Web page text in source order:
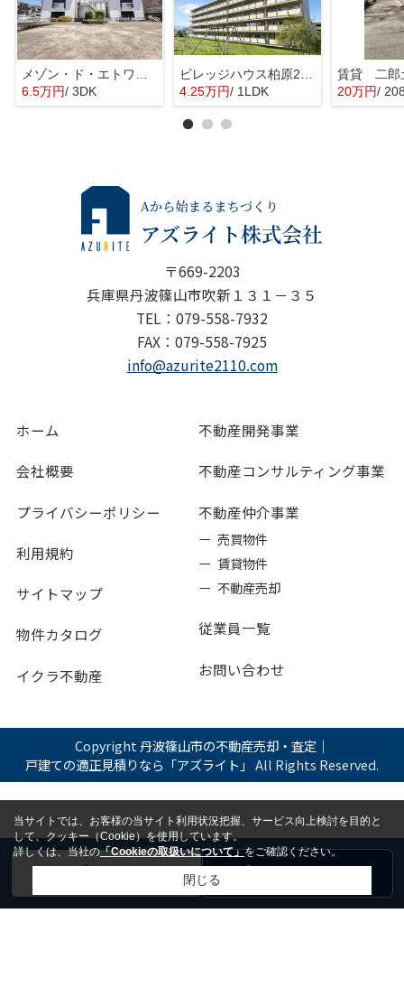
6.5万円/ 3DK
4.25万円/ 1LDK
賃貸 二郎
20万円/
〒669-2203
兵庫県丹波篠山市吹新１３１－３５
TEL：079-558-7932
FAX：079-558-7925
info@azurite2110.com
ホーム
会社概要
プライバシーポリシー
利用規約
サイトマップ
物件カタログ
イクラ不動産
不動産開発事業
不動産コンサルティング事業
不動産仲介事業
ー 売買物件
ー 賃貸物件
ー 不動産売却
従業員一覧
お問い合わせ
Copyright丹波篠山市の不動産売却・査定｜
戸建ての適正見積りなら「アズライト」 All Rights Reserved.
電話 お問い合わせ
当サイトでは、お客様の当サイト利用状況把握、サービス向上検討を目的と
して、クッキー（Cookie）を使用しています。
詳しくは、当社の「Cookieの取扱いについて」をご確認ください。
閉じる